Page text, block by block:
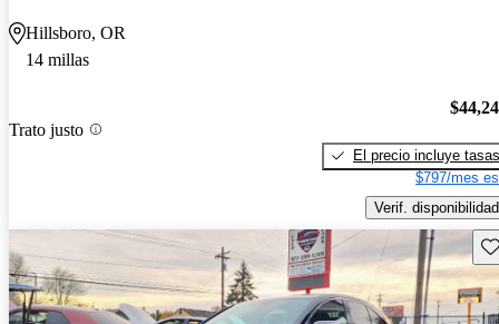
Hillsboro, OR
14 millas
Trato justo
El precio incluye tasas
$797/mes
Verif. disponibilidad